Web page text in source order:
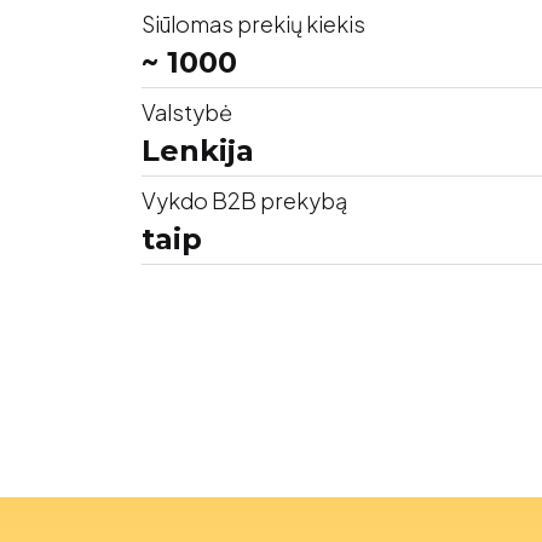
Siūlomas prekių kiekis
~ 1000
Valstybė
Lenkija
Vykdo B2B prekybą
taip